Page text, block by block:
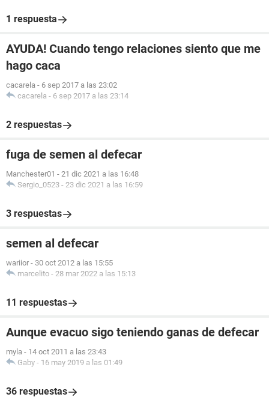
1 respuesta
AYUDA! Cuando tengo relaciones siento que me
hago caca
cacarela - 6 sep 2017 a las 23:02
cacarela - 6 sep 2017 a las 23:14
2 respuestas
fuga de semen al defecar
Manchester01 - 21 dic 2021 a las 16:48
Sergio_0523 - 23 dic 2021 a las 16:59
3 respuestas
semen al defecar
wariior - 30 oct 2012 a las 15:55
marcelito - 28 mar 2022 a las 15:13
11 respuestas
Aunque evacuo sigo teniendo ganas de defecar
myla - 14 oct 2011 a las 23:43
Gaby - 16 may 2019 a las 01:49
36 respuestas